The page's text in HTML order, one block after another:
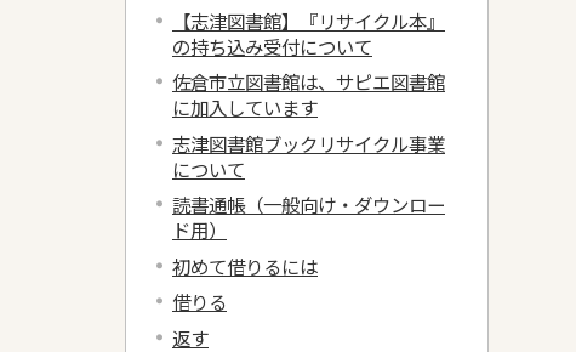
【志津図書館】『リサイクル本』
の持ち込み受付について
佐倉市立図書館は、サピエ図書館
に加入しています
志津図書館ブックリサイクル事業
について
読書通帳（一般向け・ダウンロー
ド用）
初めて借りるには
借りる
返す